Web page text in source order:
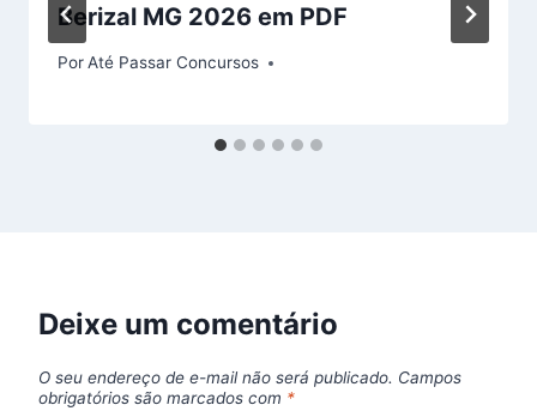
Berizal MG 2026 em PDF
PorAté Passar Concursos
Deixe um comentário
O seu endereço de e-mail não será publicado. Campos
obrigatórios são marcados com *